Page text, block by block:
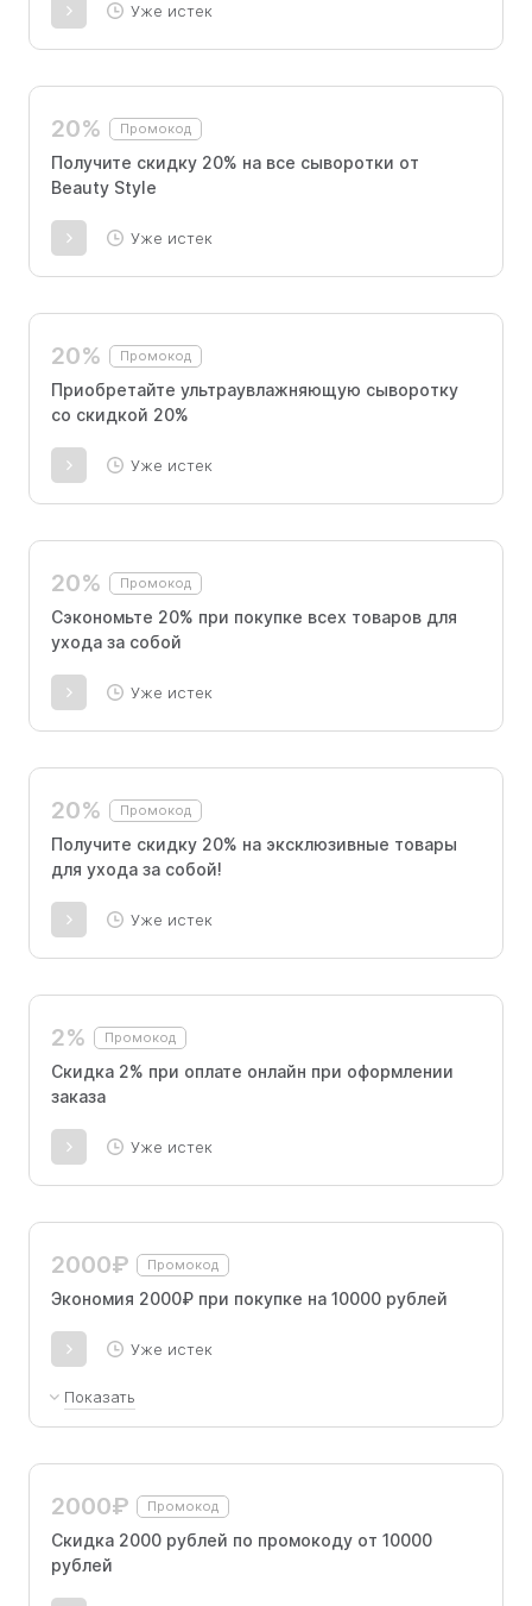
Уже истек
20% Промокод
Получите скидку 20% на все сыворотки от
Beauty Style
Уже истек
20% Промокод
Приобретайте ультраувлажняющую сыворотку
со скидкой 20%
Уже истек
20% Промокод
Сэкономьте 20% при покупке всех товаров для
ухода за собой
Уже истек
20% Промокод
Получите скидку 20% на эксклюзивные товары
для ухода за собой!
Уже истек
2% Промокод
Скидка 2% при оплате онлайн при оформлении
заказа
Уже истек
2000₽ Промокод
Экономия 2000₽ при покупке на 10000 рублей
Уже истек
Показать
Meoli, Happy Anne распространяется.
2000₽ Промокод
Скидка 2000 рублей по промокоду от 10000
рублей